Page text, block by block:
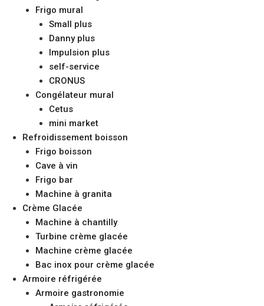
Frigo mural
Small plus
Danny plus
Impulsion plus
self-service
CRONUS
Congélateur mural
Cetus
mini market
Refroidissement boisson
Frigo boisson
Cave à vin
Frigo bar
Machine à granita
Crème Glacée
Machine à chantilly
Turbine crème glacée
Machine crème glacée
Bac inox pour crème glacée
Armoire réfrigérée
Armoire gastronomie